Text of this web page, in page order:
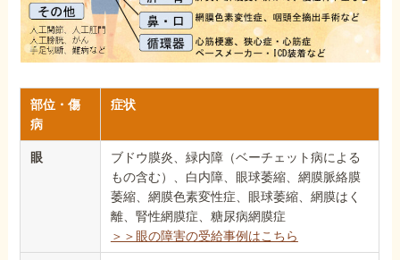
部位・傷
病
症状
眼
ブドウ膜炎、緑内障（ベーチェット病による
もの含む）、白内障、眼球萎縮、網膜脈絡膜
萎縮、網膜色素変性症、眼球萎縮、網膜はく
離、腎性網膜症、糖尿病網膜症
＞＞眼の障害の受給事例はこちら